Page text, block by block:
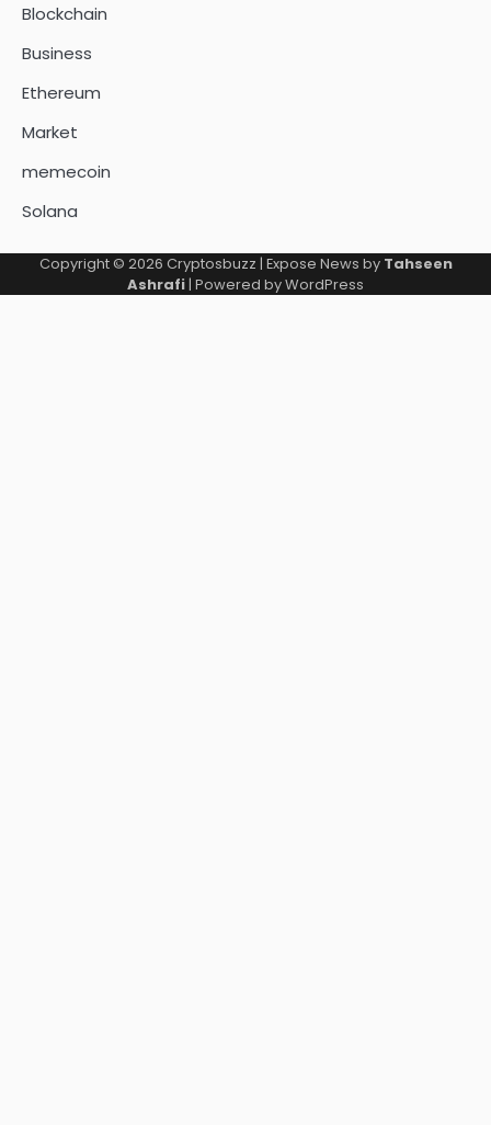
Blockchain
Business
Ethereum
Market
memecoin
Solana
Copyright © 2026 Cryptosbuzz | Expose News by Tahseen
Ashrafi| Powered byWordPress